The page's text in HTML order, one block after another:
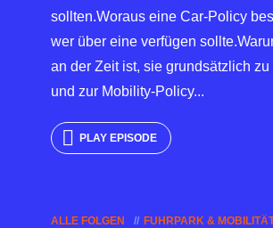
sollten.Woraus eine Car-Policy
wer über eine verfügen
an der Zeit ist, sie grundsätzlich
und zur Mobility-Policy...
PLAY EPISODE
ALLE FOLGEN FUHRPARK &